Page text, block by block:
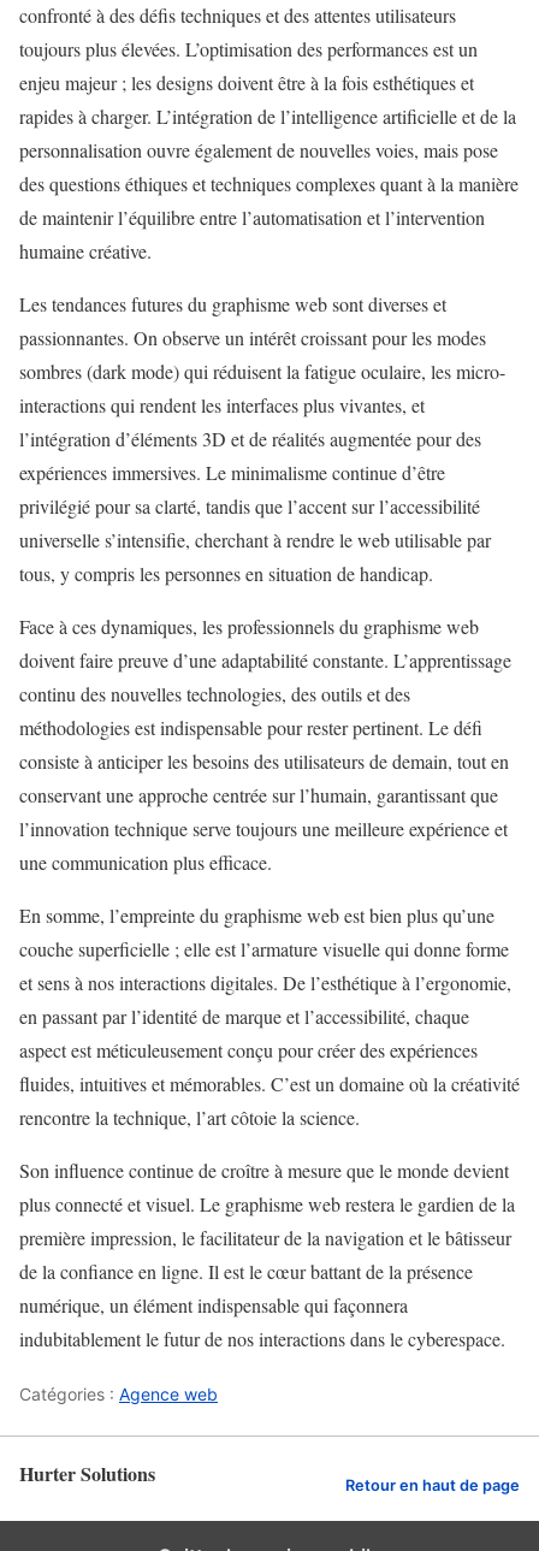
confronté à des défis techniques et des attentes utilisateurs
toujours plus élevées. L’optimisation des performances est un
enjeu majeur ; les designs doivent être à la fois esthétiques et
rapides à charger. L’intégration de l’intelligence artificielle et de la
personnalisation ouvre également de nouvelles voies, mais pose
des questions éthiques et techniques complexes quant à la manière
de maintenir l’équilibre entre l’automatisation et l’intervention
humaine créative.
Les tendances futures du graphisme web sont diverses et
passionnantes. On observe un intérêt croissant pour les modes
sombres (dark mode) qui réduisent la fatigue oculaire, les micro-
interactions qui rendent les interfaces plus vivantes, et
l’intégration d’éléments 3D et de réalités augmentée pour des
expériences immersives. Le minimalisme continue d’être
privilégié pour sa clarté, tandis que l’accent sur l’accessibilité
universelle s’intensifie, cherchant à rendre le web utilisable par
tous, y compris les personnes en situation de handicap.
Face à ces dynamiques, les professionnels du graphisme web
doivent faire preuve d’une adaptabilité constante. L’apprentissage
continu des nouvelles technologies, des outils et des
méthodologies est indispensable pour rester pertinent. Le défi
consiste à anticiper les besoins des utilisateurs de demain, tout en
conservant une approche centrée sur l’humain, garantissant que
l’innovation technique serve toujours une meilleure expérience et
une communication plus efficace.
En somme, l’empreinte du graphisme web est bien plus qu’une
couche superficielle ; elle est l’armature visuelle qui donne forme
et sens à nos interactions digitales. De l’esthétique à l’ergonomie,
en passant par l’identité de marque et l’accessibilité, chaque
aspect est méticuleusement conçu pour créer des expériences
fluides, intuitives et mémorables. C’est un domaine où la créativité
rencontre la technique, l’art côtoie la science.
Son influence continue de croître à mesure que le monde devient
plus connecté et visuel. Le graphisme web restera le gardien de la
première impression, le facilitateur de la navigation et le bâtisseur
de la confiance en ligne. Il est le cœur battant de la présence
numérique, un élément indispensable qui façonnera
indubitablement le futur de nos interactions dans le cyberespace.
Catégories : Agence web
Hurter Solutions Retour en haut de page